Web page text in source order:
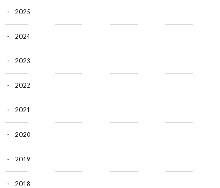
2025
2024
2023
2022
2021
2020
2019
2018